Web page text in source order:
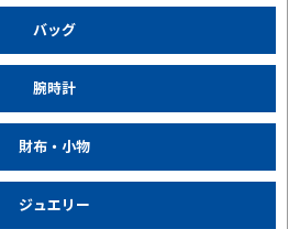
バッグ
腕時計
財布・小物
ジュエリー